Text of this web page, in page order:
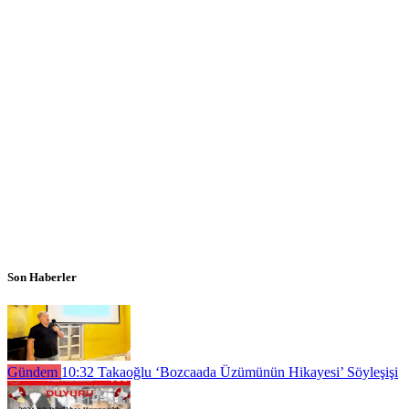
Son Haberler
Gündem 10:32 Takaoğlu ‘Bozcaada Üzümünün Hikayesi’ Söyleşişi